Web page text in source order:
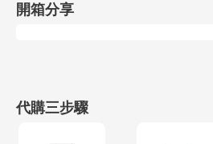
開箱分享
代購三步驟